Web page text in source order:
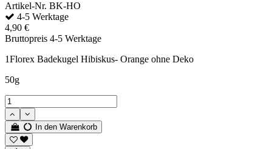
Artikel-Nr. BK-HO
4-5 Werktage
4,90 €
Bruttopreis 4-5 Werktage
1Florex Badekugel Hibiskus- Orange ohne Deko
50g
In den Warenkorb